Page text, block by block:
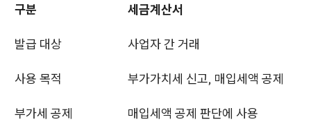
구분 세금계산서
발급 대상 사업자 간 거래
사용 목적 부가가치세 신고, 매입세액 공제
부가세 공제 매입세액 공제 판단에 사용